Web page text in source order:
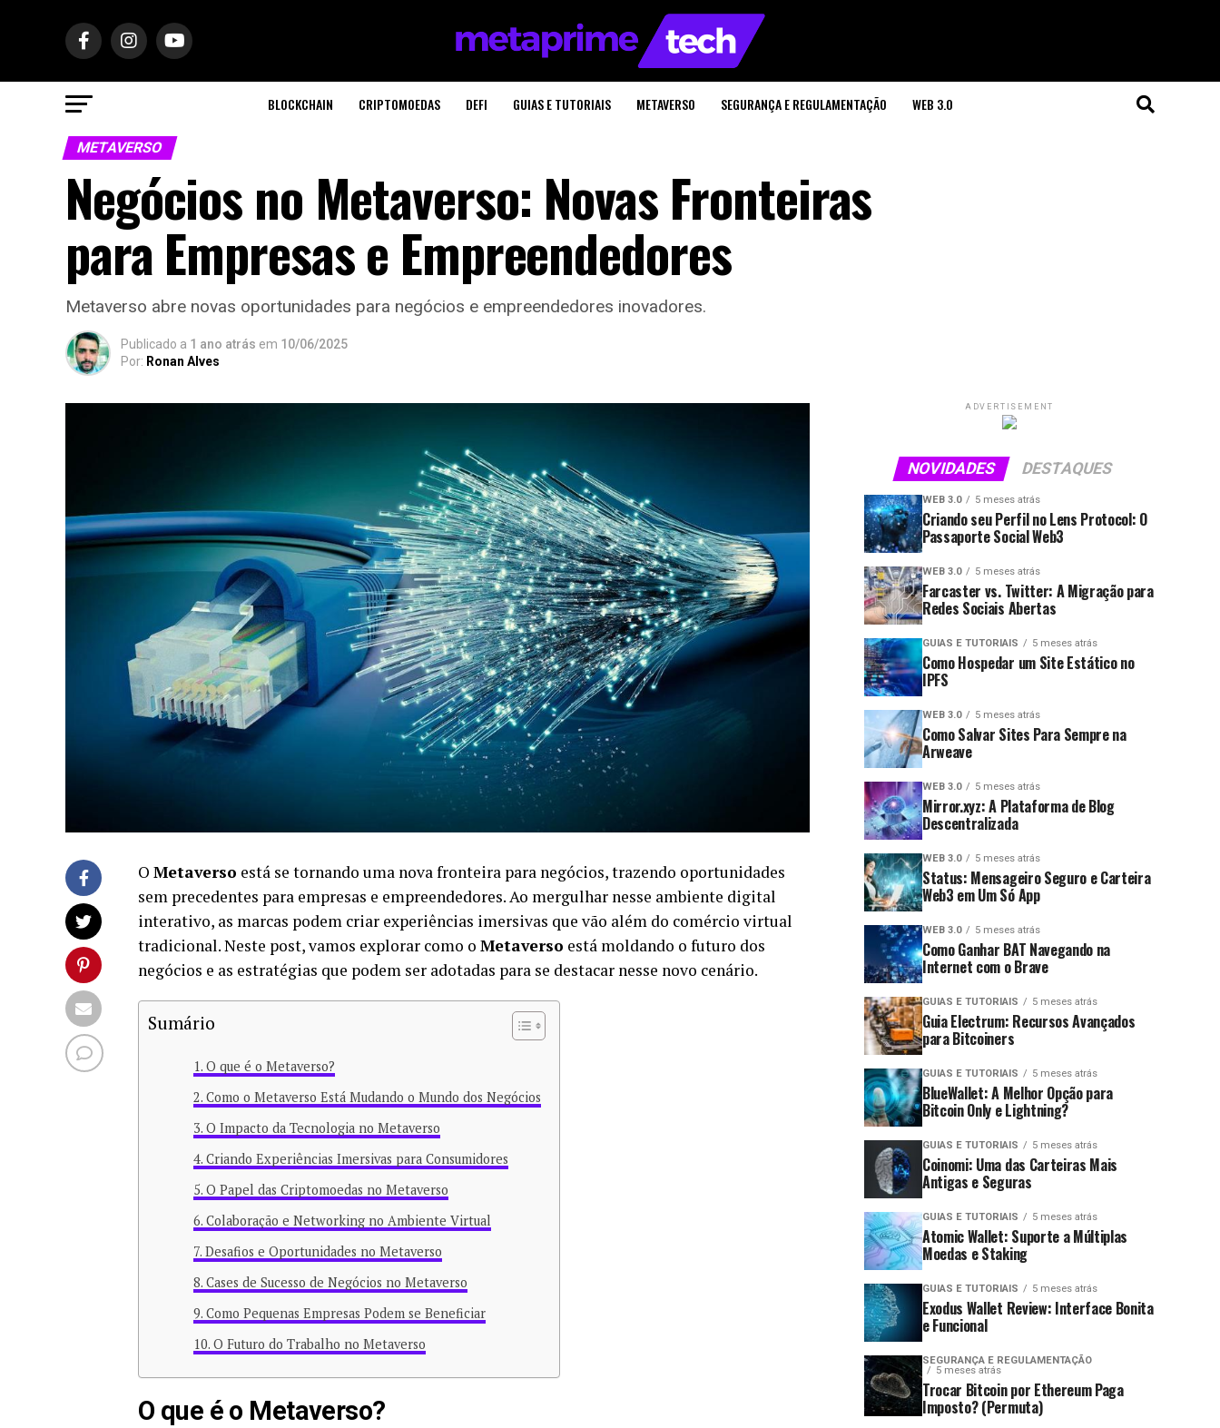
BLOCKCHAIN CRIPTOMOEDAS DEFI GUIAS E TUTORIAIS METAVERSO SEGURANÇA E REGULAMENTAÇÃO WEB 3.0
METAVERSO
Negócios no Metaverso: Novas Fronteiras
para Empresas e Empreendedores
Metaverso abre novas oportunidades para negócios e empreendedores inovadores.
Publicado a 1 ano atrás em 10/06/2025
Por: Ronan Alves
O Metaverso está se tornando uma nova fronteira para negócios, trazendo oportunidades
sem precedentes para empresas e empreendedores. Ao mergulhar nesse ambiente digital
interativo, as marcas podem criar experiências imersivas que vão além do comércio virtual
tradicional. Neste post, vamos explorar como o Metaverso está moldando o futuro dos
negócios e as estratégias que podem ser adotadas para se destacar nesse novo cenário.
Sumário
O que é o Metaverso?
Como o Metaverso Está Mudando o Mundo dos Negócios
O Impacto da Tecnologia no Metaverso
Criando Experiências Imersivas para Consumidores
O Papel das Criptomoedas no Metaverso
Colaboração e Networking no Ambiente Virtual
Desafios e Oportunidades no Metaverso
Cases de Sucesso de Negócios no Metaverso
Como Pequenas Empresas Podem se Beneficiar
O Futuro do Trabalho no Metaverso
O que é o Metaverso?
ADVERTISEMENT
NOVIDADES DESTAQUES
WEB 3.0 5 meses atrás
Criando seu Perfil no Lens Protocol: O
Passaporte Social Web3
WEB 3.0 5 meses atrás
Farcaster vs. Twitter: A Migração para
Redes Sociais Abertas
GUIAS E TUTORIAIS 5 meses atrás
Como Hospedar um Site Estático no
IPFS
WEB 3.0 5 meses atrás
Como Salvar Sites Para Sempre na
Arweave
WEB 3.0 5 meses atrás
Mirror.xyz: A Plataforma de Blog
Descentralizada
WEB 3.0 5 meses atrás
Status: Mensageiro Seguro e Carteira
Web3 em Um Só App
WEB 3.0 5 meses atrás
Como Ganhar BAT Navegando na
Internet com o Brave
GUIAS E TUTORIAIS 5 meses atrás
Guia Electrum: Recursos Avançados
para Bitcoiners
GUIAS E TUTORIAIS 5 meses atrás
BlueWallet: A Melhor Opção para
Bitcoin Only e Lightning?
GUIAS E TUTORIAIS 5 meses atrás
Coinomi: Uma das Carteiras Mais
Antigas e Seguras
GUIAS E TUTORIAIS 5 meses atrás
Atomic Wallet: Suporte a Múltiplas
Moedas e Staking
GUIAS E TUTORIAIS 5 meses atrás
Exodus Wallet Review: Interface Bonita
e Funcional
SEGURANÇA E REGULAMENTAÇÃO
5 meses atrás
Trocar Bitcoin por Ethereum Paga
Imposto? (Permuta)